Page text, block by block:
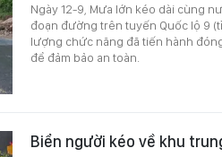
Ngày 12-9, Mưa lớn kéo dài cùng
đoạn đường trên tuyến Quốc lộ 9
lượng chức năng đã tiến hành
để đảm bảo an toàn.
Biển người kéo về khu